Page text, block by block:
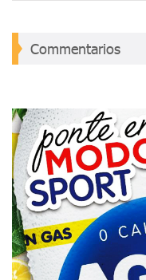
Commentarios